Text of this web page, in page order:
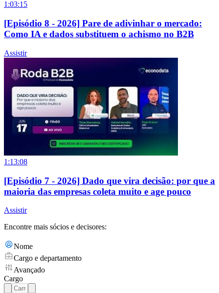
1:03:15
[Episódio 8 - 2026] Pare de adivinhar o mercado:
Como IA e dados substituem o achismo no B2B
Assistir
1:13:08
[Episódio 7 - 2026] Dado que vira decisão: por que a
maioria das empresas coleta muito e age pouco
Assistir
Encontre mais sócios e decisores:
Nome
Cargo e departamento
Avançado
Cargo